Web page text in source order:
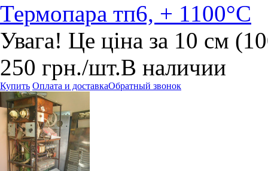
Термопара тп6, + 1100°С
Увага! Це ціна за 10 см
250 грн./шт.В наличии
Купить Оплата и доставкаОбратный звонок